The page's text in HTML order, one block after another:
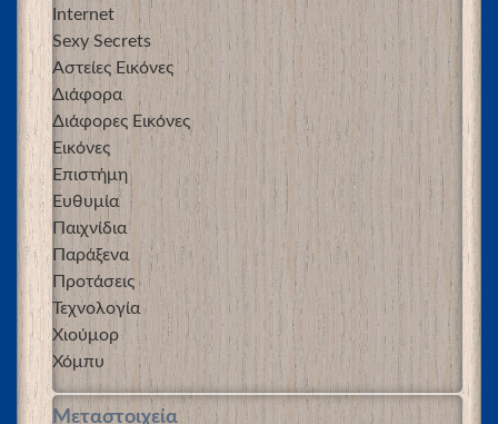
Internet
Sexy Secrets
Αστείες Εικόνες
Διάφορα
Διάφορες Εικόνες
Εικόνες
Επιστήμη
Ευθυμία
Παιχνίδια
Παράξενα
Προτάσεις
Τεχνολογία
Χιούμορ
Χόμπυ
Μεταστοιχεία